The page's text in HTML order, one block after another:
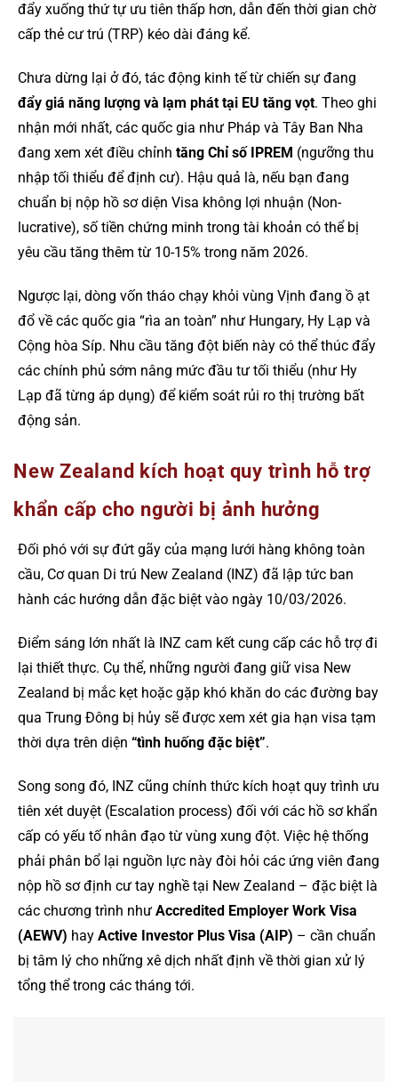
đẩy xuống thứ tự ưu tiên thấp hơn, dẫn đến thời gian chờ
cấp thẻ cư trú (TRP) kéo dài đáng kể.
Chưa dừng lại ở đó, tác động kinh tế từ chiến sự đang
đẩy giá năng lượng và lạm phát tại EU tăng vọt. Theo ghi
nhận mới nhất, các quốc gia như Pháp và Tây Ban Nha
đang xem xét điều chỉnh tăng Chỉ số IPREM (ngưỡng thu
nhập tối thiểu để định cư). Hậu quả là, nếu bạn đang
chuẩn bị nộp hồ sơ diện Visa không lợi nhuận (Non-
lucrative), số tiền chứng minh trong tài khoản có thể bị
yêu cầu tăng thêm từ 10-15% trong năm 2026.
Ngược lại, dòng vốn tháo chạy khỏi vùng Vịnh đang ồ ạt
đổ về các quốc gia “rìa an toàn” như Hungary, Hy Lạp và
Cộng hòa Síp. Nhu cầu tăng đột biến này có thể thúc đẩy
các chính phủ sớm nâng mức đầu tư tối thiểu (như Hy
Lạp đã từng áp dụng) để kiểm soát rủi ro thị trường bất
động sản.
New Zealand kích hoạt quy trình hỗ trợ
khẩn cấp cho người bị ảnh hưởng
Đối phó với sự đứt gãy của mạng lưới hàng không toàn
cầu, Cơ quan Di trú New Zealand (INZ) đã lập tức ban
hành các hướng dẫn đặc biệt vào ngày 10/03/2026.
Điểm sáng lớn nhất là INZ cam kết cung cấp các hỗ trợ đi
lại thiết thực. Cụ thể, những người đang giữ visa New
Zealand bị mắc kẹt hoặc gặp khó khăn do các đường bay
qua Trung Đông bị hủy sẽ được xem xét gia hạn visa tạm
thời dựa trên diện “tình huống đặc biệt”.
Song song đó, INZ cũng chính thức kích hoạt quy trình ưu
tiên xét duyệt (Escalation process) đối với các hồ sơ khẩn
cấp có yếu tố nhân đạo từ vùng xung đột. Việc hệ thống
phải phân bổ lại nguồn lực này đòi hỏi các ứng viên đang
nộp hồ sơ định cư tay nghề tại New Zealand – đặc biệt là
các chương trình như Accredited Employer Work Visa
(AEWV) hay Active Investor Plus Visa (AIP) – cần chuẩn
bị tâm lý cho những xê dịch nhất định về thời gian xử lý
tổng thể trong các tháng tới.